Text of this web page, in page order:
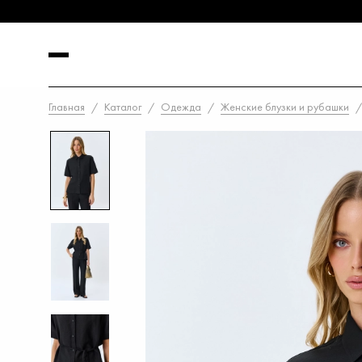
Главная
Каталог Одежда Женские блузки и рубашки